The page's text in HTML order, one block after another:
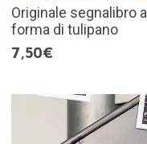
Originale segnalibro a
forma di tulipano
7,50€